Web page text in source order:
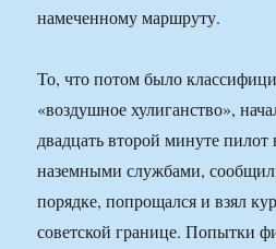
намеченному маршруту.
То, что потом было
«воздушное хулиганство»,
двадцать второй минуте пилот
наземными службами,
порядке, попрощался и взял
советской границе. Попытки